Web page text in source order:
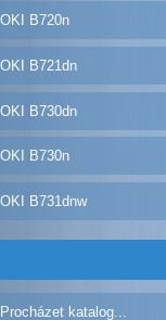
OKI B720n
OKI B721dn
OKI B730dn
OKI B730n
OKI B731dnw
Procházet katalog...